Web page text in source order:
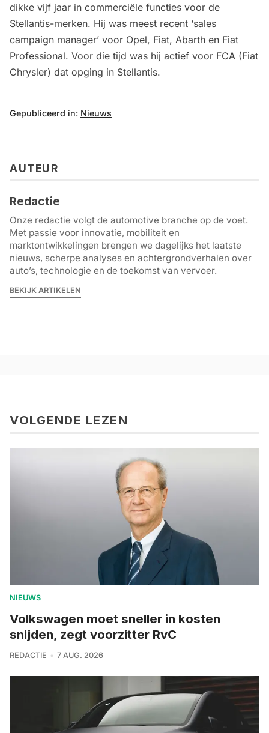
dikke vijf jaar in commerciële functies voor de
Stellantis-merken. Hij was meest recent ‘sales
campaign manager’ voor Opel, Fiat, Abarth en Fiat
Professional. Voor die tijd was hij actief voor FCA (Fiat
Chrysler) dat opging in Stellantis.
Gepubliceerd in: Nieuws
AUTEUR
Redactie
Onze redactie volgt de automotive branche op de voet.
Met passie voor innovatie, mobiliteit en
marktontwikkelingen brengen we dagelijks het laatste
nieuws, scherpe analyses en achtergrondverhalen over
auto’s, technologie en de toekomst van vervoer.
BEKIJK ARTIKELEN
VOLGENDE LEZEN
NIEUWS
Volkswagen moet sneller in kosten
snijden, zegt voorzitter RvC
REDACTIE 7 AUG. 2026